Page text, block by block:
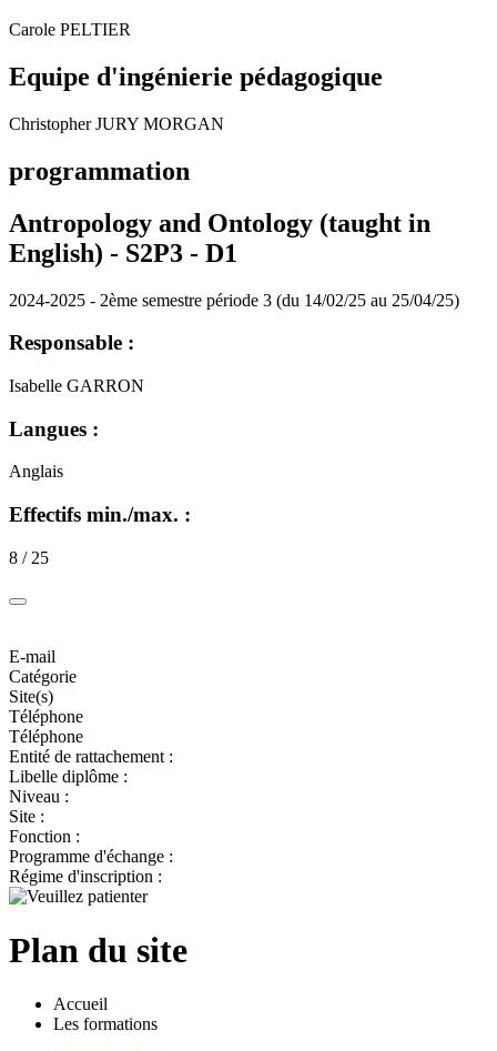
Carole PELTIER
Equipe d'ingénierie pédagogique
Christopher JURY MORGAN
programmation
Antropology and Ontology (taught in
English) - S2P3 - D1
2024-2025 - 2ème semestre période 3 (du 14/02/25 au 25/04/25)
Responsable :
Isabelle GARRON
Langues :
Anglais
Effectifs min./max. :
8 / 25
E-mail
Catégorie
Site(s)
Téléphone
Téléphone
Entité de rattachement :
Libelle diplôme :
Niveau :
Site :
Fonction :
Programme d'échange :
Régime d'inscription :
Plan du site
Accueil
Les formations